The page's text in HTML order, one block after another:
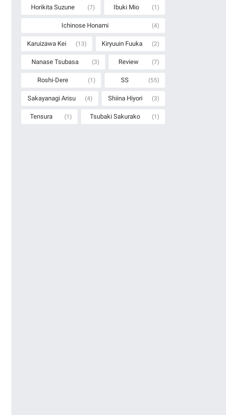
Horikita Suzune (7) Ibuki Mio (1)
Ichinose Honami (4)
Karuizawa Kei (13) Kiryuuin Fuuka (2)
Nanase Tsubasa (3) Review (7)
Roshi-Dere (1) SS (55)
Sakayanagi Arisu (4) Shiina Hiyori (3)
Tensura (1) Tsubaki Sakurako (1)